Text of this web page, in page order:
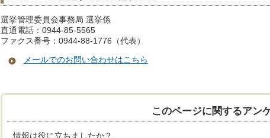
選挙管理委員会事務局 選挙係
直通電話：0944-85-5565
ファクス番号：0944-88-1776（代表）
メールでのお問い合わせはこちら
このページに関するアン
情報は役に立ちましたか？